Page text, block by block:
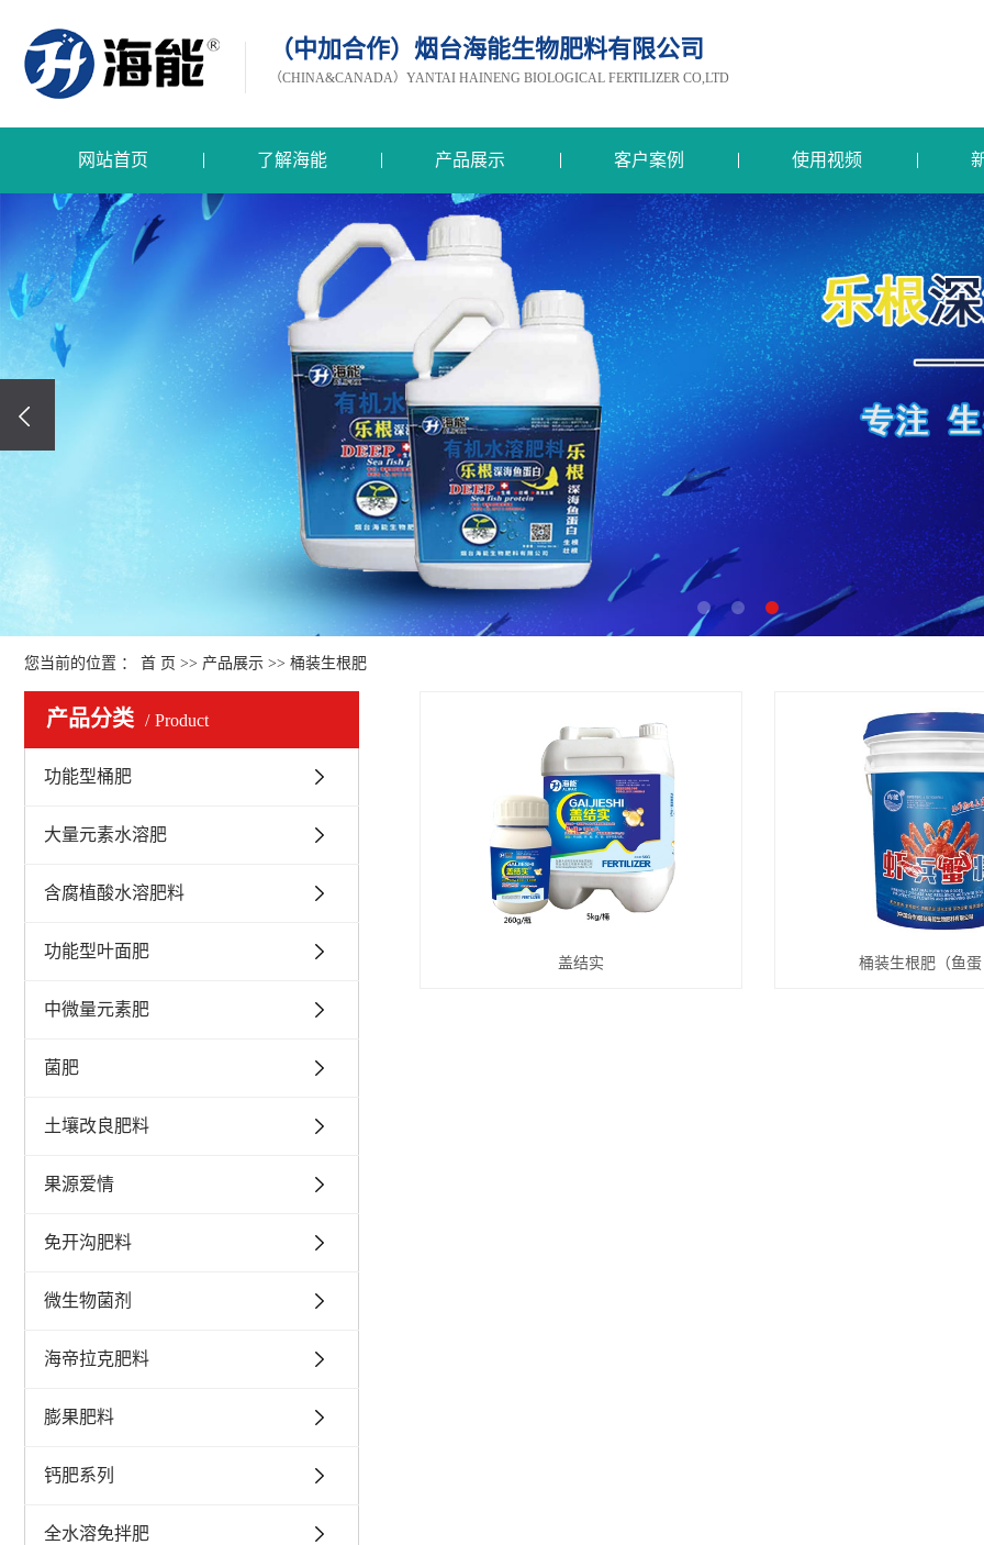
（中加合作）烟台海能生物肥料有限公司
（CHINA&CANADA）YANTAI HAINENG BIOLOGICAL FERTILIZER CO,LTD
网站首页 了解海能 产品展示 客户案例 使用视频
您当前的位置 ： 首 页 >> 产品展示 >> 桶装生根肥
产品分类 Product
功能型桶肥
大量元素水溶肥
含腐植酸水溶肥料
功能型叶面肥
中微量元素肥
菌肥
土壤改良肥料
果源爱情
免开沟肥料
微生物菌剂
海帝拉克肥料
膨果肥料
钙肥系列
全水溶免拌肥
盖结实 桶装生根肥（鱼